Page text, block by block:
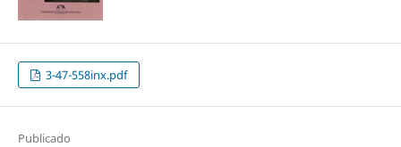
3-47-558inx.pdf
Publicado